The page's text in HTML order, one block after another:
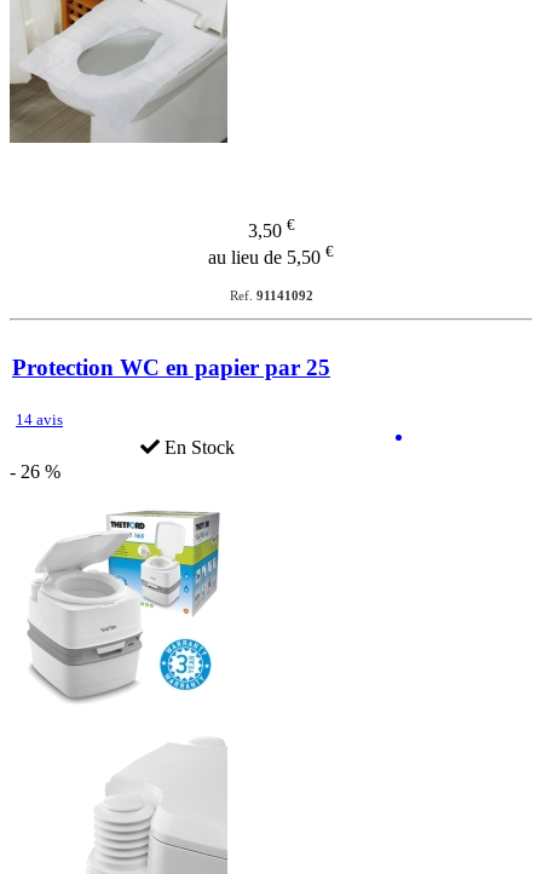
3,50 €
au lieu de 5,50 €
Ref. 91141092
Protection WC en papier par 25
14 avis
En Stock
- 26 %